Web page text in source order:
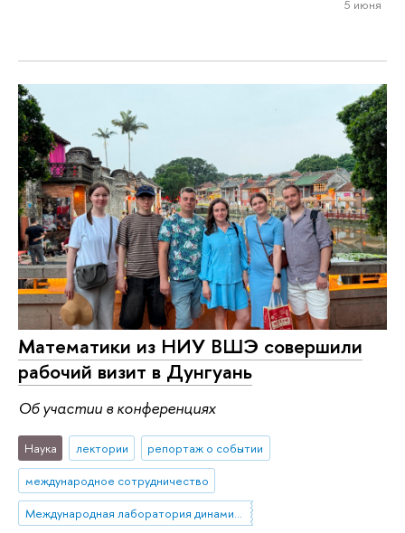
5 июня
Математики из НИУ ВШЭ совершили
рабочий визит в Дунгуань
Об участии в конференциях
Наука лектории
репортаж о событии
международное сотрудничество
Международная лаборатория динамических систем и приложений